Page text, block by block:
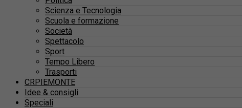
Scienza e Tecnologia
Scuola e formazione
Società
Spettacolo
Sport
Tempo Libero
Trasporti
CRPIEMONTE
Idee & consigli
Speciali